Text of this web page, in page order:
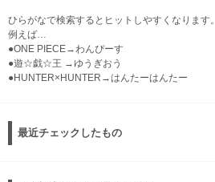
ひらがなで検索するとヒットしやすくなります。
例えば…
●ONE PIECE→わんぴーす
●遊☆戯☆王 →ゆうぎおう
●HUNTER×HUNTER→はんたーはんたー
最近チェックしたもの